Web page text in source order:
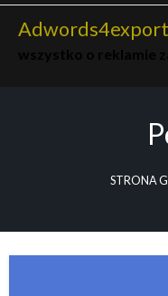
Skip
Adwords4export
STRONA